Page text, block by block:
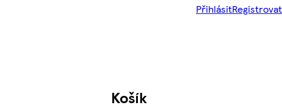
PřihlásitRegistrovat
Košík